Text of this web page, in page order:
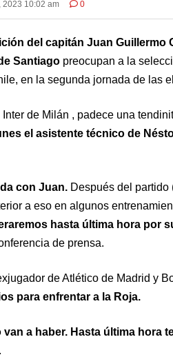
2023 10:02 am 0
del capitán Juan Guillermo
Santiago preocupan a la
en la segunda jornada de las
de Milán , padece una
el asistente técnico de
con Juan. Después del partido
a eso en algunos
hasta última hora por
de prensa.
de Atlético de Madrid y
para enfrentar a la Roja.
a haber. Hasta última hora